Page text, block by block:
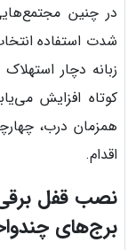
در چنین
شدت استفاده
زبانه دچار
کوتاه افزایش
همزمان درب،
اقدام.
نصب قفل برقی
برج‌های